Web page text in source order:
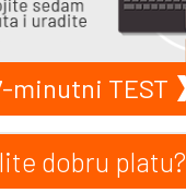
minutni TEST
dobru platu?